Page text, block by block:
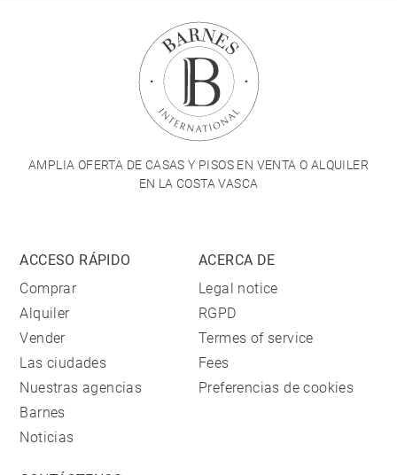
AMPLIA OFERTA DE CASAS Y PISOS EN VENTA O ALQUILER
EN LA COSTA VASCA
ACCESO RÁPIDO
Comprar
Alquiler
Vender
Las ciudades
Nuestras agencias
Barnes
Noticias
ACERCA DE
Legal notice
RGPD
Termes of service
Fees
Preferencias de cookies